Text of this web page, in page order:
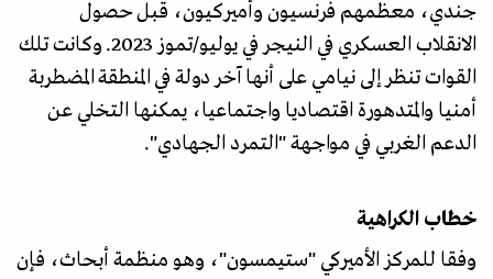
جندي، معظمهم فرنسيون وأميركيون، قبل حصول
الانقلاب العسكري في النيجر في يوليو/تموز 2023. وكانت تلك
القوات تنظر إلى نيامي على أنها آخر دولة في المنطقة المضطربة
أمنيا والمتدهورة اقتصاديا واجتماعيا، يمكنها التخلي عن
الدعم الغربي في مواجهة "التمرد الجهادي".
خطاب الكراهية
وفقا للمركز الأميركي "ستيمسون"، وهو منظمة أبحاث، فإن